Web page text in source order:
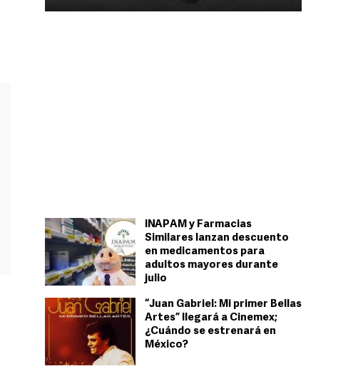
INAPAM y Farmacias
Similares lanzan descuento
en medicamentos para
adultos mayores durante
julio
“Juan Gabriel: Mi primer Bellas
Artes” llegará a Cinemex;
¿Cuándo se estrenará en
México?